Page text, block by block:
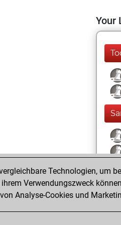
Your
Technologien, um
Verwendungszweck
Analyse-Cookies und